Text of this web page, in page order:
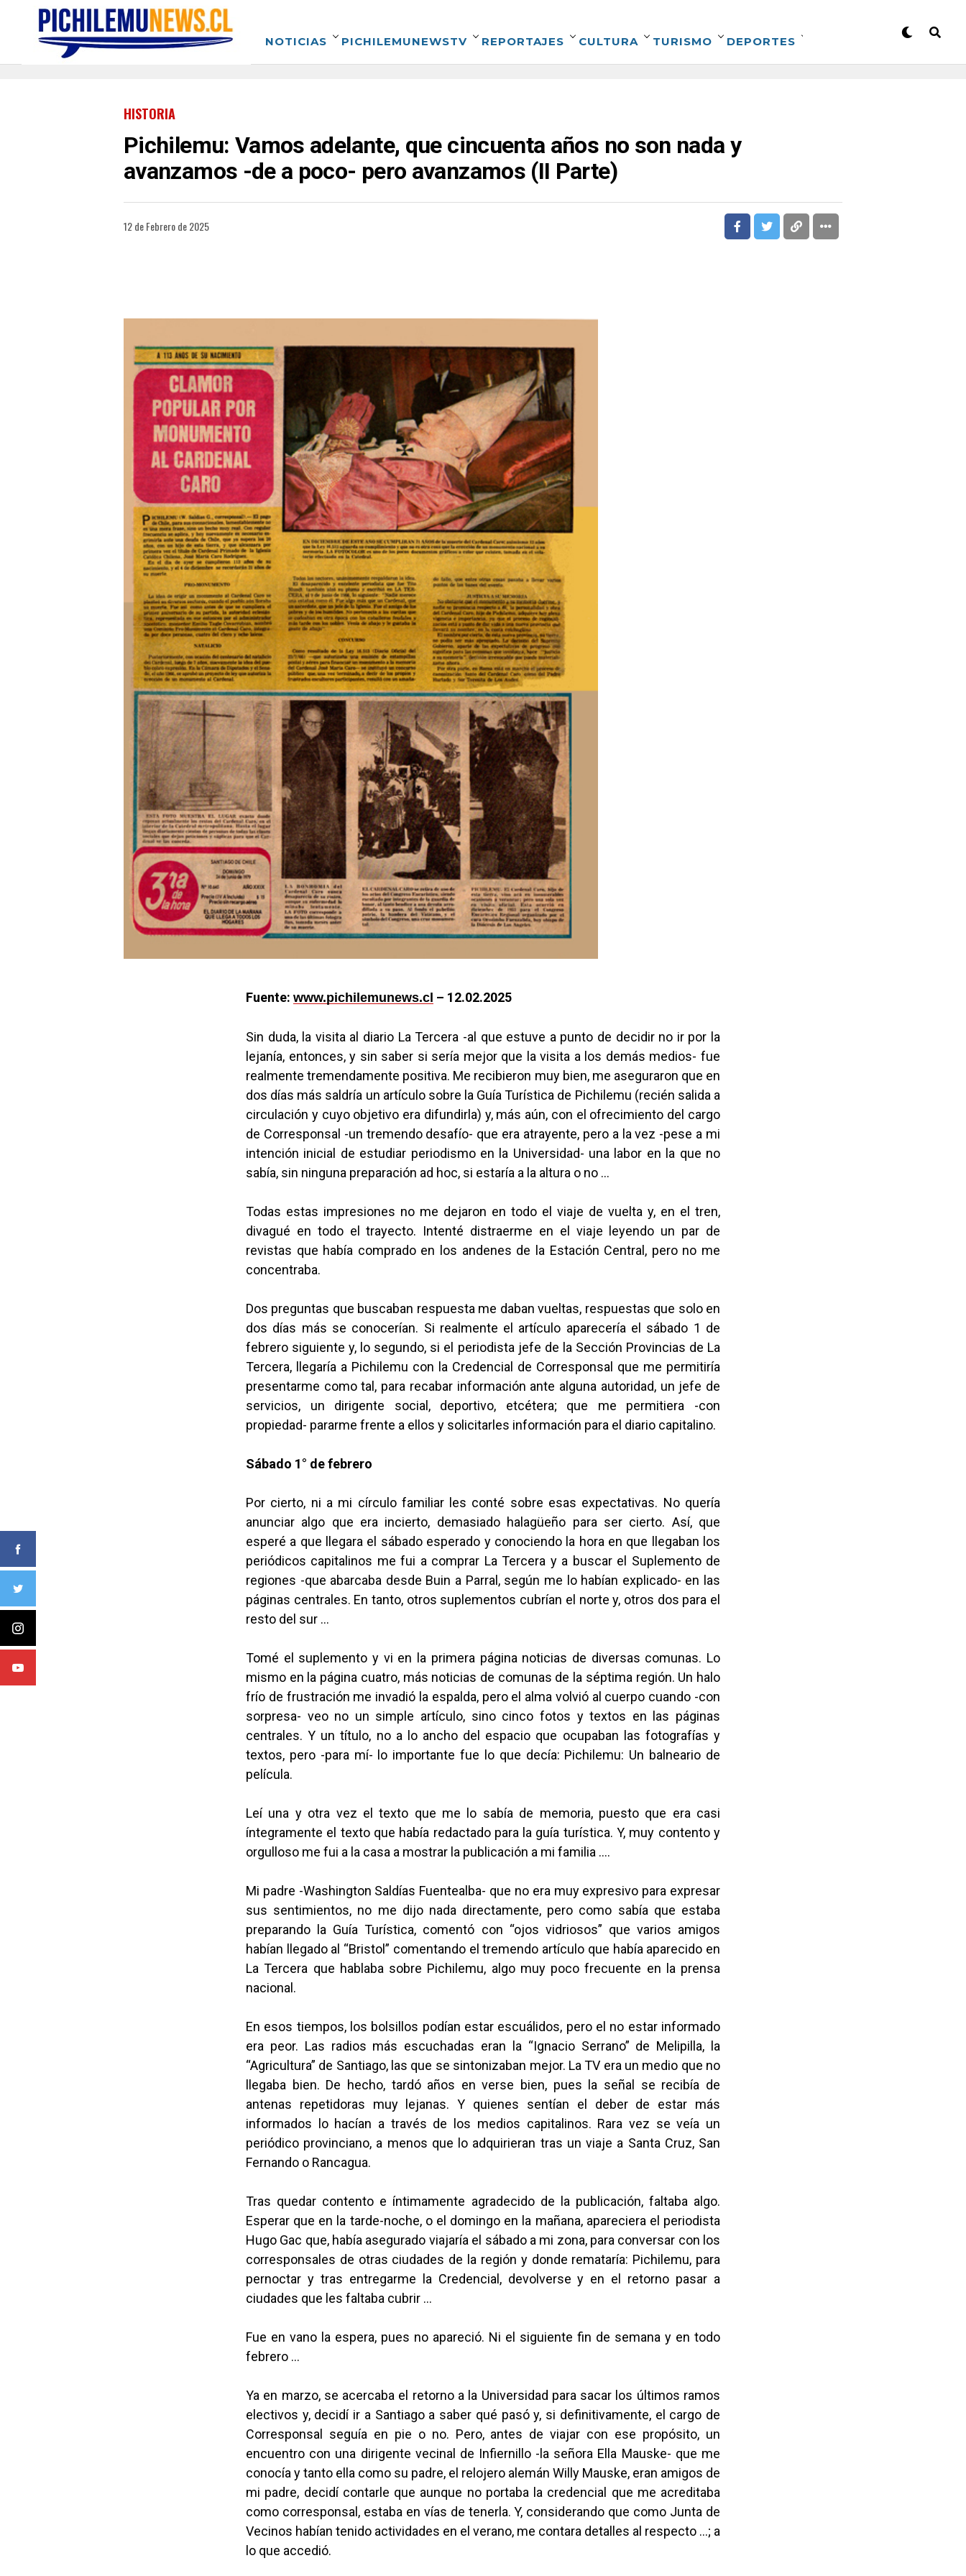
NOTICIAS PICHILEMUNEWSTV REPORTAJES CULTURA TURISMO DEPORTES
HISTORIA
Pichilemu: Vamos adelante, que cincuenta años no son nada y
avanzamos -de a poco- pero avanzamos (II Parte)
12 de Febrero de 2025
Fuente: www.pichilemunews.cl – 12.02.2025
Sin duda, la visita al diario La Tercera -al que estuve a punto de decidir no ir por la
lejanía, entonces, y sin saber si sería mejor que la visita a los demás medios- fue
realmente tremendamente positiva. Me recibieron muy bien, me aseguraron que en
dos días más saldría un artículo sobre la Guía Turística de Pichilemu (recién salida a
circulación y cuyo objetivo era difundirla) y, más aún, con el ofrecimiento del cargo
de Corresponsal -un tremendo desafío- que era atrayente, pero a la vez -pese a mi
intención inicial de estudiar periodismo en la Universidad- una labor en la que no
sabía, sin ninguna preparación ad hoc, si estaría a la altura o no …
Todas estas impresiones no me dejaron en todo el viaje de vuelta y, en el tren,
divagué en todo el trayecto. Intenté distraerme en el viaje leyendo un par de
revistas que había comprado en los andenes de la Estación Central, pero no me
concentraba.
Dos preguntas que buscaban respuesta me daban vueltas, respuestas que solo en
dos días más se conocerían. Si realmente el artículo aparecería el sábado 1 de
febrero siguiente y, lo segundo, si el periodista jefe de la Sección Provincias de La
Tercera, llegaría a Pichilemu con la Credencial de Corresponsal que me permitiría
presentarme como tal, para recabar información ante alguna autoridad, un jefe de
servicios, un dirigente social, deportivo, etcétera; que me permitiera -con
propiedad- pararme frente a ellos y solicitarles información para el diario capitalino.
Sábado 1° de febrero
Por cierto, ni a mi círculo familiar les conté sobre esas expectativas. No quería
anunciar algo que era incierto, demasiado halagüeño para ser cierto. Así, que
esperé a que llegara el sábado esperado y conociendo la hora en que llegaban los
periódicos capitalinos me fui a comprar La Tercera y a buscar el Suplemento de
regiones -que abarcaba desde Buin a Parral, según me lo habían explicado- en las
páginas centrales. En tanto, otros suplementos cubrían el norte y, otros dos para el
resto del sur …
Tomé el suplemento y vi en la primera página noticias de diversas comunas. Lo
mismo en la página cuatro, más noticias de comunas de la séptima región. Un halo
frío de frustración me invadió la espalda, pero el alma volvió al cuerpo cuando -con
sorpresa- veo no un simple artículo, sino cinco fotos y textos en las páginas
centrales. Y un título, no a lo ancho del espacio que ocupaban las fotografías y
textos, pero -para mí- lo importante fue lo que decía: Pichilemu: Un balneario de
película.
Leí una y otra vez el texto que me lo sabía de memoria, puesto que era casi
íntegramente el texto que había redactado para la guía turística. Y, muy contento y
orgulloso me fui a la casa a mostrar la publicación a mi familia ….
Mi padre -Washington Saldías Fuentealba- que no era muy expresivo para expresar
sus sentimientos, no me dijo nada directamente, pero como sabía que estaba
preparando la Guía Turística, comentó con “ojos vidriosos” que varios amigos
habían llegado al “Bristol” comentando el tremendo artículo que había aparecido en
La Tercera que hablaba sobre Pichilemu, algo muy poco frecuente en la prensa
nacional.
En esos tiempos, los bolsillos podían estar escuálidos, pero el no estar informado
era peor. Las radios más escuchadas eran la “Ignacio Serrano” de Melipilla, la
“Agricultura” de Santiago, las que se sintonizaban mejor. La TV era un medio que no
llegaba bien. De hecho, tardó años en verse bien, pues la señal se recibía de
antenas repetidoras muy lejanas. Y quienes sentían el deber de estar más
informados lo hacían a través de los medios capitalinos. Rara vez se veía un
periódico provinciano, a menos que lo adquirieran tras un viaje a Santa Cruz, San
Fernando o Rancagua.
Tras quedar contento e íntimamente agradecido de la publicación, faltaba algo.
Esperar que en la tarde-noche, o el domingo en la mañana, apareciera el periodista
Hugo Gac que, había asegurado viajaría el sábado a mi zona, para conversar con los
corresponsales de otras ciudades de la región y donde remataría: Pichilemu, para
pernoctar y tras entregarme la Credencial, devolverse y en el retorno pasar a
ciudades que les faltaba cubrir …
Fue en vano la espera, pues no apareció. Ni el siguiente fin de semana y en todo
febrero …
Ya en marzo, se acercaba el retorno a la Universidad para sacar los últimos ramos
electivos y, decidí ir a Santiago a saber qué pasó y, si definitivamente, el cargo de
Corresponsal seguía en pie o no. Pero, antes de viajar con ese propósito, un
encuentro con una dirigente vecinal de Infiernillo -la señora Ella Mauske- que me
conocía y tanto ella como su padre, el relojero alemán Willy Mauske, eran amigos de
mi padre, decidí contarle que aunque no portaba la credencial que me acreditaba
como corresponsal, estaba en vías de tenerla. Y, considerando que como Junta de
Vecinos habían tenido actividades en el verano, me contara detalles al respecto …; a
lo que accedió.